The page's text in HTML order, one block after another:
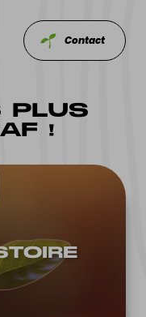
Contact
PLUS
!